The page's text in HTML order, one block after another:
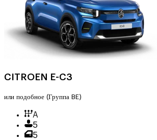
CITROEN E-C3
или подобное (Группа BE)
A
5
5